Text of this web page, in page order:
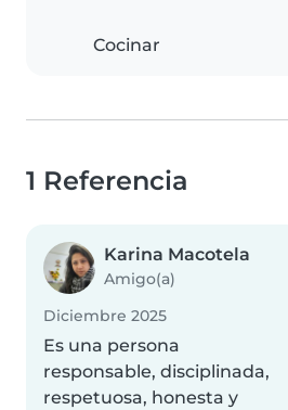
Cocinar
1 Referencia
Karina Macotela
Amigo(a)
Diciembre 2025
Es una persona
responsable, disciplinada,
respetuosa, honesta y